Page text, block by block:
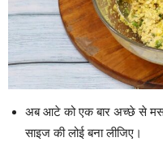
अब आटे को एक बार अच्छे से
साइज की लोई बना लीजिए।